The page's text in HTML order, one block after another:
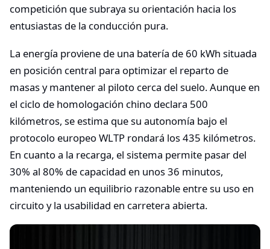
competición que subraya su orientación hacia los
entusiastas de la conducción pura.
La energía proviene de una batería de 60 kWh situada
en posición central para optimizar el reparto de
masas y mantener al piloto cerca del suelo. Aunque en
el ciclo de homologación chino declara 500
kilómetros, se estima que su autonomía bajo el
protocolo europeo WLTP rondará los 435 kilómetros.
En cuanto a la recarga, el sistema permite pasar del
30% al 80% de capacidad en unos 36 minutos,
manteniendo un equilibrio razonable entre su uso en
circuito y la usabilidad en carretera abierta.